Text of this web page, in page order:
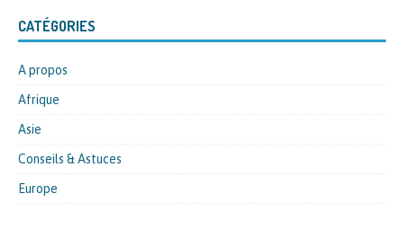
CATÉGORIES
A propos
Afrique
Asie
Conseils & Astuces
Europe